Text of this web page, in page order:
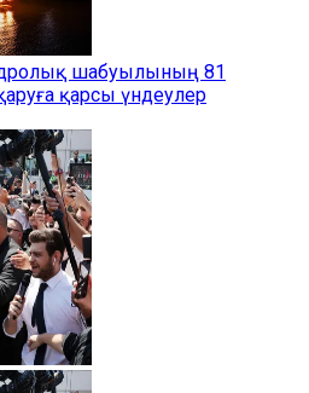
шабуылының 81
қарсы үндеулер